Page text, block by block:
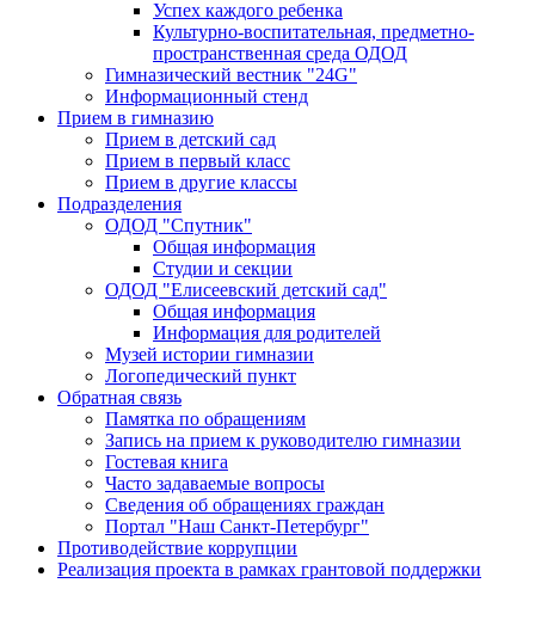
Успех каждого ребенка
Культурно-воспитательная, предметно-
пространственная среда ОДОД
Гимназический вестник "24G"
Информационный стенд
Прием в гимназию
Прием в детский сад
Прием в первый класс
Прием в другие классы
Подразделения
ОДОД "Спутник"
Общая информация
Студии и секции
ОДОД "Елисеевский детский сад"
Общая информация
Информация для родителей
Музей истории гимназии
Логопедический пункт
Обратная связь
Памятка по обращениям
Запись на прием к руководителю гимназии
Гостевая книга
Часто задаваемые вопросы
Сведения об обращениях граждан
Портал "Наш Санкт-Петербург"
Противодействие коррупции
Реализация проекта в рамках грантовой поддержки